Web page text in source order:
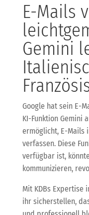
E-Mails
Gemini
Google hat sein E-
KI-Funktion Gemini
ermöglicht, E-Mails
verfassen. Diese
verfügbar ist,
kommunizieren,
Mit KDBs Expertise
ihr sicherstellen,